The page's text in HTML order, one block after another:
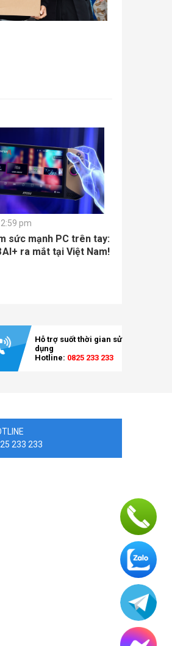
pm
sức mạnh PC trên tay:
AI+ ra mắt tại Việt Nam!
Hỗ trợ suốt thời gian sử
dụng
Hotline: 0825 233 233
233 233